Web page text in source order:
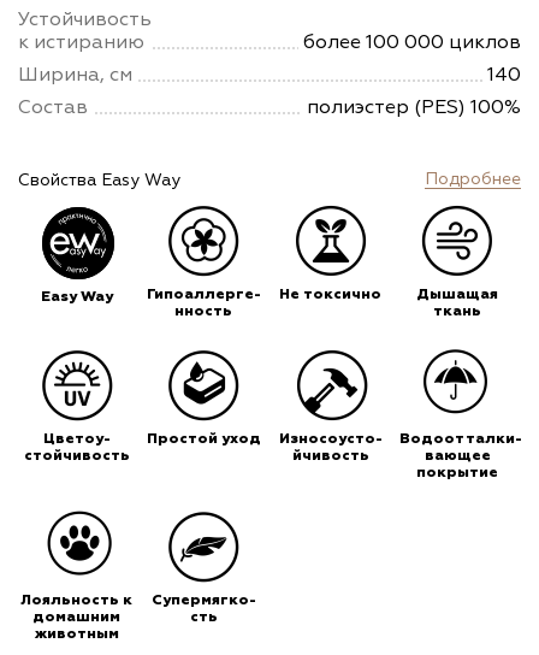
Устойчивость
к истиранию
более 100 000 циклов
Ширина, см
140
Состав
полиэстер (PES) 100%
Свойства Easy Way Подробнее
Easy Way
Гипоаллерге-
нность
Не токсично
Дышащая
ткань
Цветоу-
стойчивость
Простой уход
Износоусто-
йчивость
Водоотталки-
вающее
покрытие
Лояльность к
домашним
животным
Супермягко-
сть